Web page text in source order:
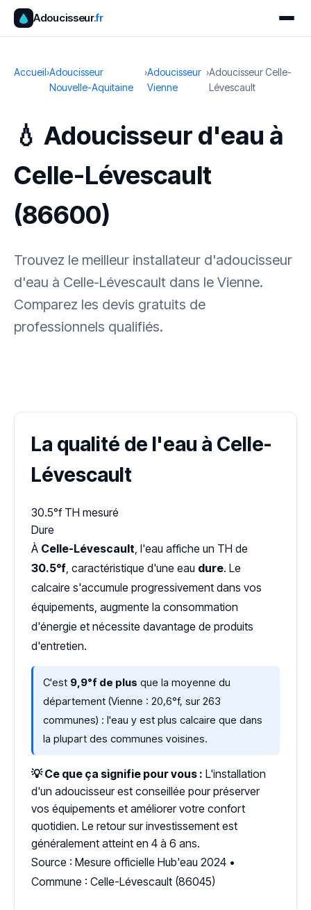
Adoucisseur.fr
Accueil›Adoucisseur
Nouvelle-Aquitaine
›Adoucisseur
Vienne
›Adoucisseur Celle-
Lévescault
💧 Adoucisseur d'eau à
Celle-Lévescault
(86600)
Trouvez le meilleur installateur d'adoucisseur
d'eau à Celle-Lévescault dans le Vienne.
Comparez les devis gratuits de
professionnels qualifiés.
La qualité de l'eau à Celle-
Lévescault
30.5°f TH mesuré
Dure
À Celle-Lévescault, l'eau affiche un TH de
30.5°f, caractéristique d'une eau dure. Le
calcaire s'accumule progressivement dans vos
équipements, augmente la consommation
d'énergie et nécessite davantage de produits
d'entretien.
C'est 9,9°f de plus que la moyenne du
département (Vienne : 20,6°f, sur 263
communes) : l'eau y est plus calcaire que dans
la plupart des communes voisines.
💡 Ce que ça signifie pour vous : L'installation
d'un adoucisseur est conseillée pour préserver
vos équipements et améliorer votre confort
quotidien. Le retour sur investissement est
généralement atteint en 4 à 6 ans.
Source : Mesure officielle Hub'eau 2024 •
Commune : Celle-Lévescault (86045)